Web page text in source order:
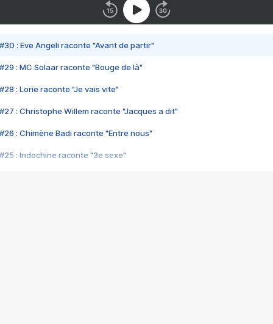
#30 : Eve Angeli raconte "Avant de partir"
#29 : MC Solaar raconte "Bouge de là"
#28 : Lorie raconte "Je vais vite"
#27 : Christophe Willem raconte "Jacques a dit"
#26 : Chimène Badi raconte "Entre nous"
#25 : Indochine raconte "3e sexe"